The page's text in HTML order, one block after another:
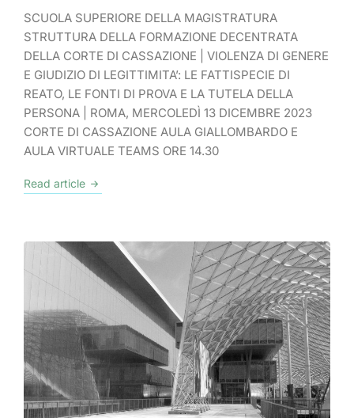
SCUOLA SUPERIORE DELLA MAGISTRATURA
STRUTTURA DELLA FORMAZIONE DECENTRATA
DELLA CORTE DI CASSAZIONE | VIOLENZA DI GENERE
E GIUDIZIO DI LEGITTIMITA’: LE FATTISPECIE DI
REATO, LE FONTI DI PROVA E LA TUTELA DELLA
PERSONA | ROMA, MERCOLEDÌ 13 DICEMBRE 2023
CORTE DI CASSAZIONE AULA GIALLOMBARDO E
AULA VIRTUALE TEAMS ORE 14.30
Read article